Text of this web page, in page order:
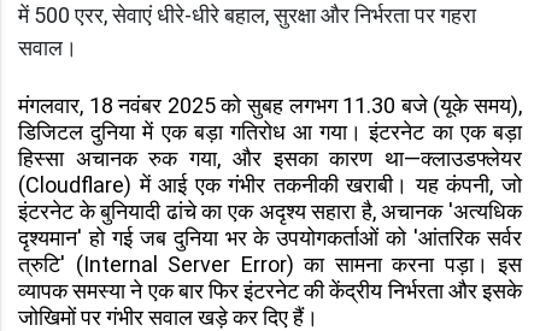
में 500 एरर, सेवाएं धीरे-धीरे बहाल, सुरक्षा और निर्भरता पर गहरा
सवाल।
मंगलवार, 18 नवंबर 2025 को सुबह लगभग 11.30 बजे (यूके समय),
डिजिटल दुनिया में एक बड़ा गतिरोध आ गया। इंटरनेट का एक बड़ा
हिस्सा अचानक रुक गया, और इसका कारण था—क्लाउडफ्लेयर
(Cloudflare) में आई एक गंभीर तकनीकी खराबी। यह कंपनी, जो
इंटरनेट के बुनियादी ढांचे का एक अदृश्य सहारा है, अचानक 'अत्यधिक
दृश्यमान' हो गई जब दुनिया भर के उपयोगकर्ताओं को 'आंतरिक सर्वर
त्रुटि' (Internal Server Error) का सामना करना पड़ा। इस
व्यापक समस्या ने एक बार फिर इंटरनेट की केंद्रीय निर्भरता और इसके
जोखिमों पर गंभीर सवाल खड़े कर दिए हैं।